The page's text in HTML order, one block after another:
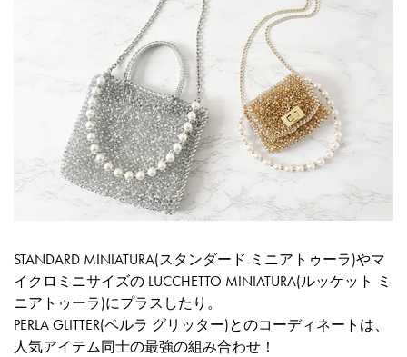
STANDARD MINIATURA(スタンダード ミニアトゥーラ)やマ
イクロミニサイズの LUCCHETTO MINIATURA(ルッケット ミ
ニアトゥーラ)にプラスしたり。
PERLA GLITTER(ペルラ グリッター)とのコーディネートは、
人気アイテム同士の最強の組み合わせ！